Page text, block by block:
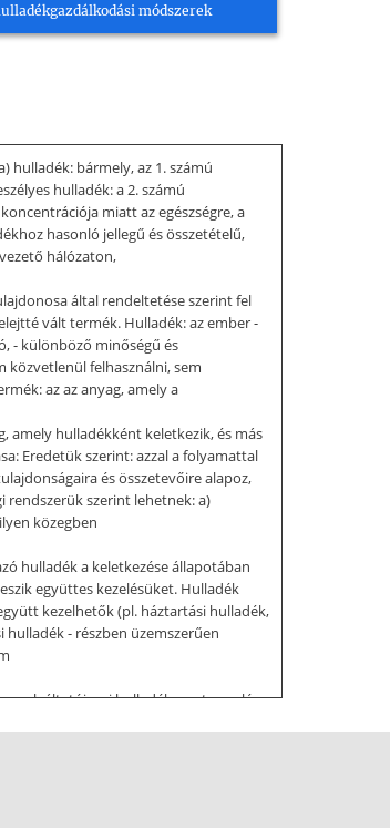
módszerek
hulladék: bármely, az 1. számú
hulladék: a 2. számú
miatt az egészségre, a
hasonló jellegű és összetételű,
hálózaton,
által rendeltetése szerint fel
vált termék. Hulladék: az ember -
- különböző minőségű és
közvetlenül felhasználni, sem
az az anyag, amely a
amely hulladékként keletkezik, és más
Eredetük szerint: azzal a folyamattal
és összetevőire alapoz,
rendszerük szerint lehetnek: a)
közegben
hulladék a keletkezése állapotában
együttes kezelésüket. Hulladék
kezelhetők (pl. háztartási hulladék,
- részben üzemszerűen
szolgáltatóipari hulladéka - a termelés